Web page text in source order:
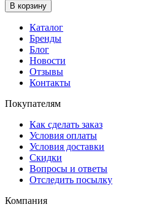
В корзину
Каталог
Бренды
Блог
Новости
Отзывы
Контакты
Покупателям
Как сделать заказ
Условия оплаты
Условия доставки
Скидки
Вопросы и ответы
Отследить посылку
Компания